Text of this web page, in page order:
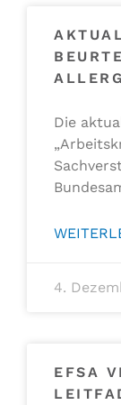
Die
4.
EFSA